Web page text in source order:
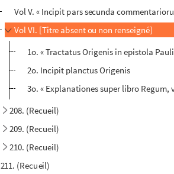
Vol V. « Incipit pars secunda
Vol VI. [Titre absent ou non renseigné]
1o. « Tractatus Origenis in epistola
2o. Incipit planctus Origenis
3o. « Explanationes super libro
208. (Recueil)
209. (Recueil)
210. (Recueil)
211. (Recueil)